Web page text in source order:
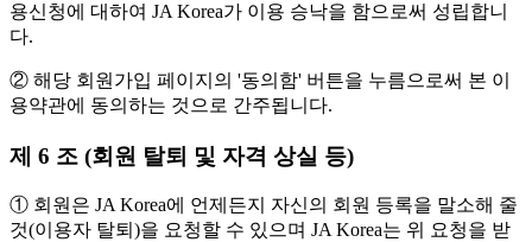
용신청에 대하여 JA Korea가 이용 승낙을 함으로써 성립합니
다.
② 해당 회원가입 페이지의 '동의함' 버튼을 누름으로써 본 이
용약관에 동의하는 것으로 간주됩니다.
제 6 조 (회원 탈퇴 및 자격 상실 등)
① 회원은 JA Korea에 언제든지 자신의 회원 등록을 말소해 줄
것(이용자 탈퇴)을 요청할 수 있으며 JA Korea는 위 요청을 받